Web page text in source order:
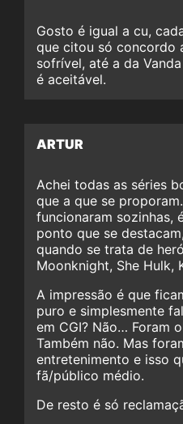
Gosto é igual a cu,
que citou só concordo
sofrível, até a da
é aceitável.
ARTUR
Achei todas as séries
que a que se
funcionaram sozinhas,
ponto que se
quando se trata de
Moonknight, She Hulk,
A impressão é que
puro e simplesmente
em CGI? Não… Foram
Também não. Mas
entretenimento e isso
fã/público médio.
De resto é só